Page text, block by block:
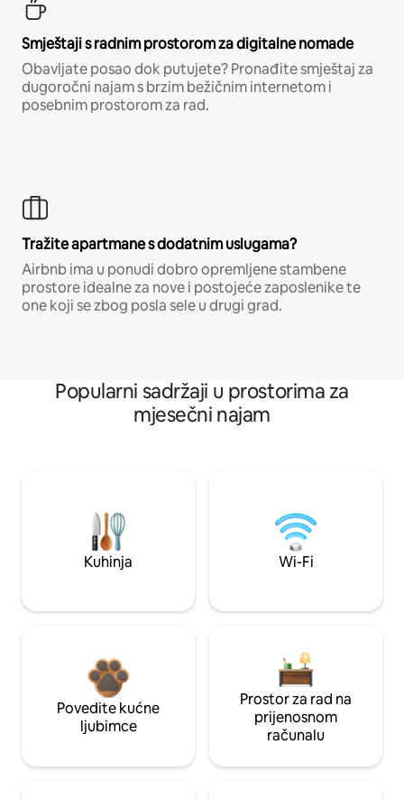
Smještaji s radnim prostorom za digitalne nomade
Obavljate posao dok putujete? Pronađite smještaj za
dugoročni najam s brzim bežičnim internetom i
posebnim prostorom za rad.
Tražite apartmane s dodatnim uslugama?
Airbnb ima u ponudi dobro opremljene stambene
prostore idealne za nove i postojeće zaposlenike te
one koji se zbog posla sele u drugi grad.
Popularni sadržaji u prostorima za
mjesečni najam
Kuhinja Wi-Fi
Povedite kućne
ljubimce
Prostor za rad na
prijenosnom
računalu